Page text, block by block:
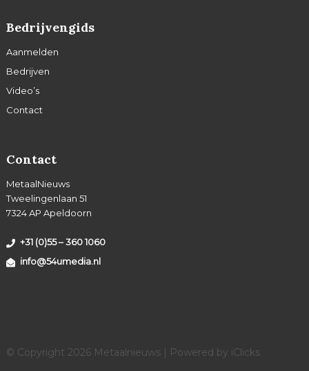
Bedrijvengids
Aanmelden
Bedrijven
Video’s
Contact
Contact
MetaalNieuws
Tweelingenlaan 51
7324 AP Apeldoorn
+31 (0)55 – 360 1060
info@54umedia.nl
© Copyright 2026 Metaalnieuws | Powered by iClicks